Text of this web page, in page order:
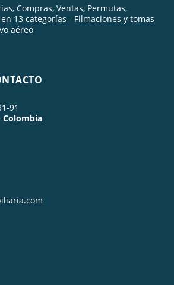
Compras, Ventas, Permutas,
13 categorías - Filmaciones y tomas
aéreo
91
Colombia